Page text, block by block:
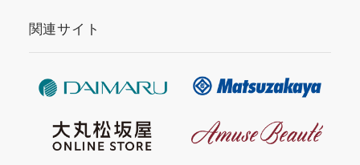
関連サイト